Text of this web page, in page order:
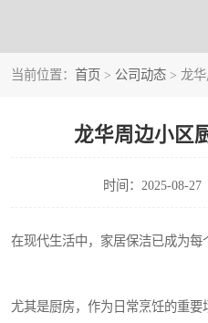
当前位置： 首页 > 公司动态 > 龙
龙华周边小区
时间：2025-08-27
在现代生活中，家居保洁已成为每
尤其是厨房，作为日常烹饪的重